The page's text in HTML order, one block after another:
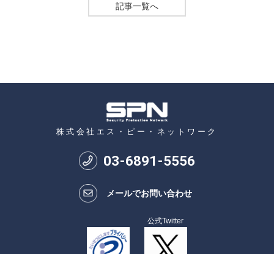
記事一覧へ
株式会社エス・ピー・ネットワーク
03-6891-5556
メールでお問い合わせ
公式Twitter